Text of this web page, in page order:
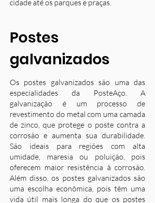
cidade até os parques e praças.
Postes
galvanizados
Os postes galvanizados são uma das
especialidades da PosteAço. A
galvanização é um processo de
revestimento do metal com uma camada
de zinco, que protege o poste contra a
corrosão e aumenta sua durabilidade.
São ideais para regiões com alta
umidade, maresia ou poluição, pois
oferecem maior resistência à corrosão.
Além disso, os postes galvanizados são
uma escolha econômica, pois têm uma
vida útil mais longa do que os postes